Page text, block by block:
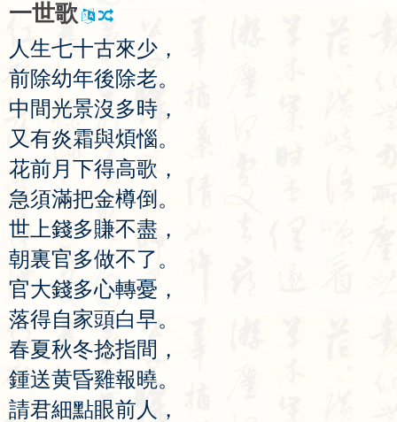
一世歌
人生七十古來少 ，
前除幼年後除老。
中 間光景沒多時 ，
又有炎霜與煩惱。
花前 月 下得高歌 ，
急須滿把金樽倒 。
世 上錢多賺不盡 ，
朝裏官多做不了。
官大錢多心轉憂 ，
落得自家頭白早。
春夏秋冬捻指間 ，
鍾送黄昏雞報曉。
請君細點眼前 人 ，